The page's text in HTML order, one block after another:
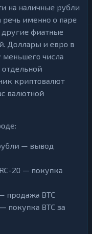
на наличные рубли
речь именно о паре
фиатные
Доллары и евро в
меньшего числа
криптовалют
валютной
— вывод
20 — покупка
продажа BTC
покупка BTC за